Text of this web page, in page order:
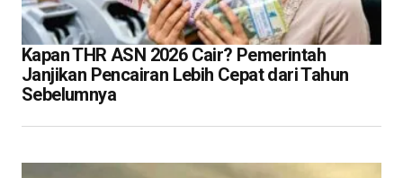
Kapan THR ASN 2026 Cair? Pemerintah
Janjikan Pencairan Lebih Cepat dari Tahun
Sebelumnya